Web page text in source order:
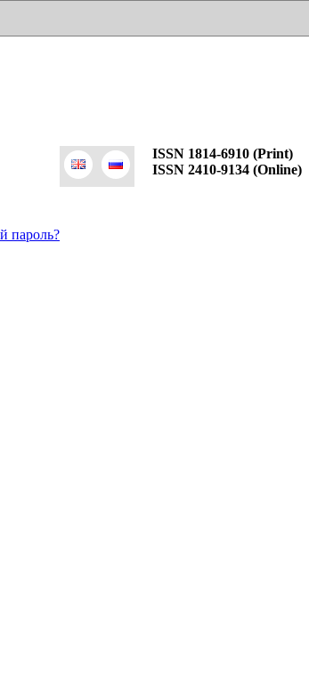
ISSN 1814-6910 (Print)
ISSN 2410-9134 (Online)
пароль?